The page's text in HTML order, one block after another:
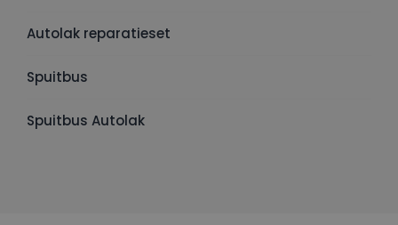
Autolak reparatieset
Spuitbus
Spuitbus Autolak